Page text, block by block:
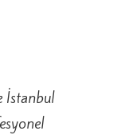
İstanbul